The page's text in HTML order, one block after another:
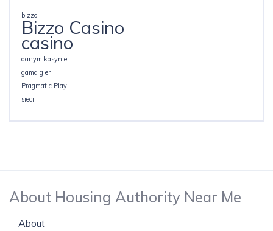
bizzo
Bizzo Casino
casino
danym kasynie
gama gier
Pragmatic Play
sieci
About Housing Authority Near Me
About